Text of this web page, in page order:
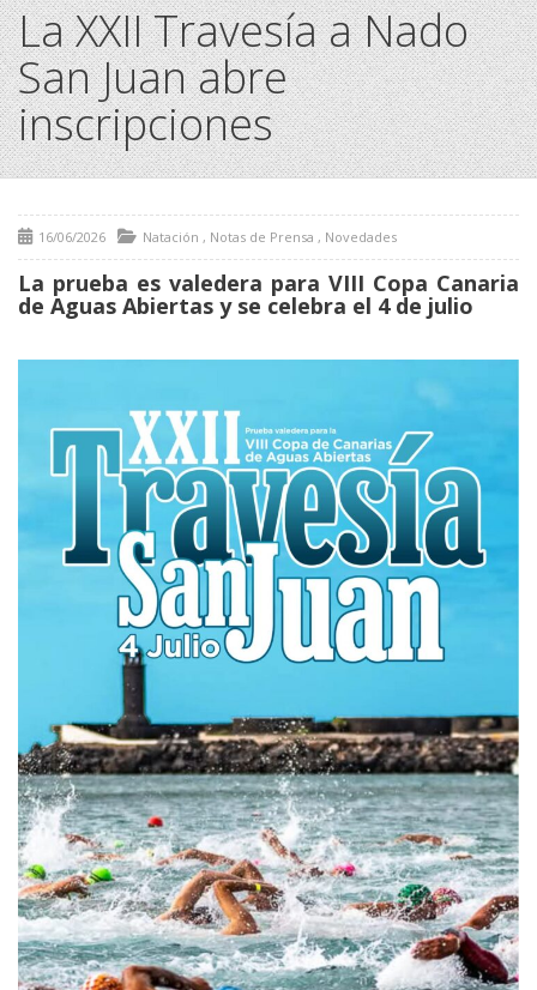
La XXII Travesía a Nado
San Juan abre
inscripciones
16/06/2026 Natación , Notas de Prensa , Novedades
La prueba es valedera para VIII Copa Canaria
de Aguas Abiertas y se celebra el 4 de julio